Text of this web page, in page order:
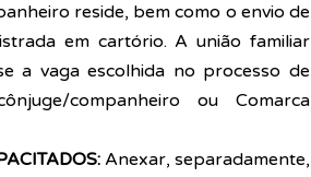
reside, bem como o envio de
em cartório. A união familiar
a vaga escolhida no processo de
companheiro ou Comarca
Anexar, separadamente,